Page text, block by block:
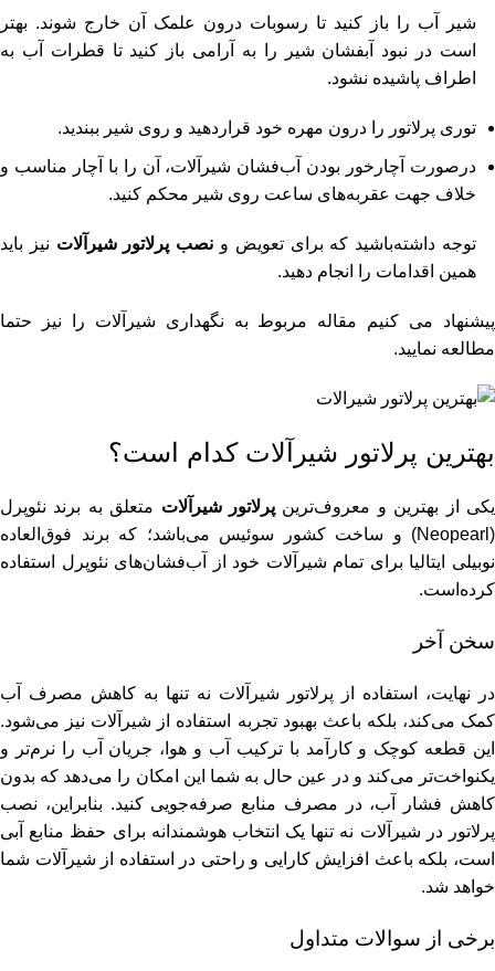
شیر آب را باز کنید تا رسوبات درون علمک آن خارج شوند. بهتر
است در نبود آبفشان شیر را به آرامی باز کنید تا قطرات آب به
اطراف پاشیده نشود.
توری پرلاتور را درون مهره خود قراردهید و روی شیر ببندید.
درصورت آچارخور بودن آب‌فشان شیرآلات، آن را با آچار مناسب و
خلاف جهت عقربه‌های ساعت روی شیر محکم کنید.
توجه داشته‌باشید که برای تعویض و نصب پرلاتور شیرآلات نیز باید
همین اقدامات را انجام دهید.
پیشنهاد می کنیم مقاله مربوط به نگهداری شیرآلات را نیز حتما
مطالعه نمایید.
بهترین پرلاتور شیرآلات کدام است؟
یکی از بهترین و معروف‌ترین پرلاتور شیرآلات متعلق به برند نئوپرل
(
Neopearl) و ساخت کشور سوئیس می‌باشد؛ که برند فوق‌العاده
نوبیلی ایتالیا برای تمام شیرآلات خود از آب‌فشان‌های نئوپرل استفاده
کرده‌است.
سخن آخر
در نهایت، استفاده از پرلاتور شیرآلات نه تنها به کاهش مصرف آب
کمک می‌کند، بلکه باعث بهبود تجربه استفاده از شیرآلات نیز می‌شود.
این قطعه کوچک و کارآمد با ترکیب آب و هوا، جریان آب را نرم‌تر و
یکنواخت‌تر می‌کند و در عین حال به شما این امکان را می‌دهد که بدون
کاهش فشار آب، در مصرف منابع صرفه‌جویی کنید. بنابراین، نصب
پرلاتور در شیرآلات نه تنها یک انتخاب هوشمندانه برای حفظ منابع آبی
است، بلکه باعث افزایش کارایی و راحتی در استفاده از شیرآلات شما
خواهد شد.
برخی از سوالات متداول